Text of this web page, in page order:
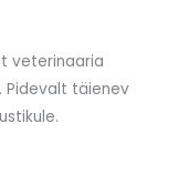
veterinaaria
Pidevalt täienev